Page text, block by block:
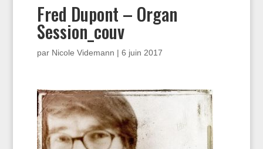
Fred Dupont – Organ
Session_couv
par Nicole Videmann | 6 juin 2017